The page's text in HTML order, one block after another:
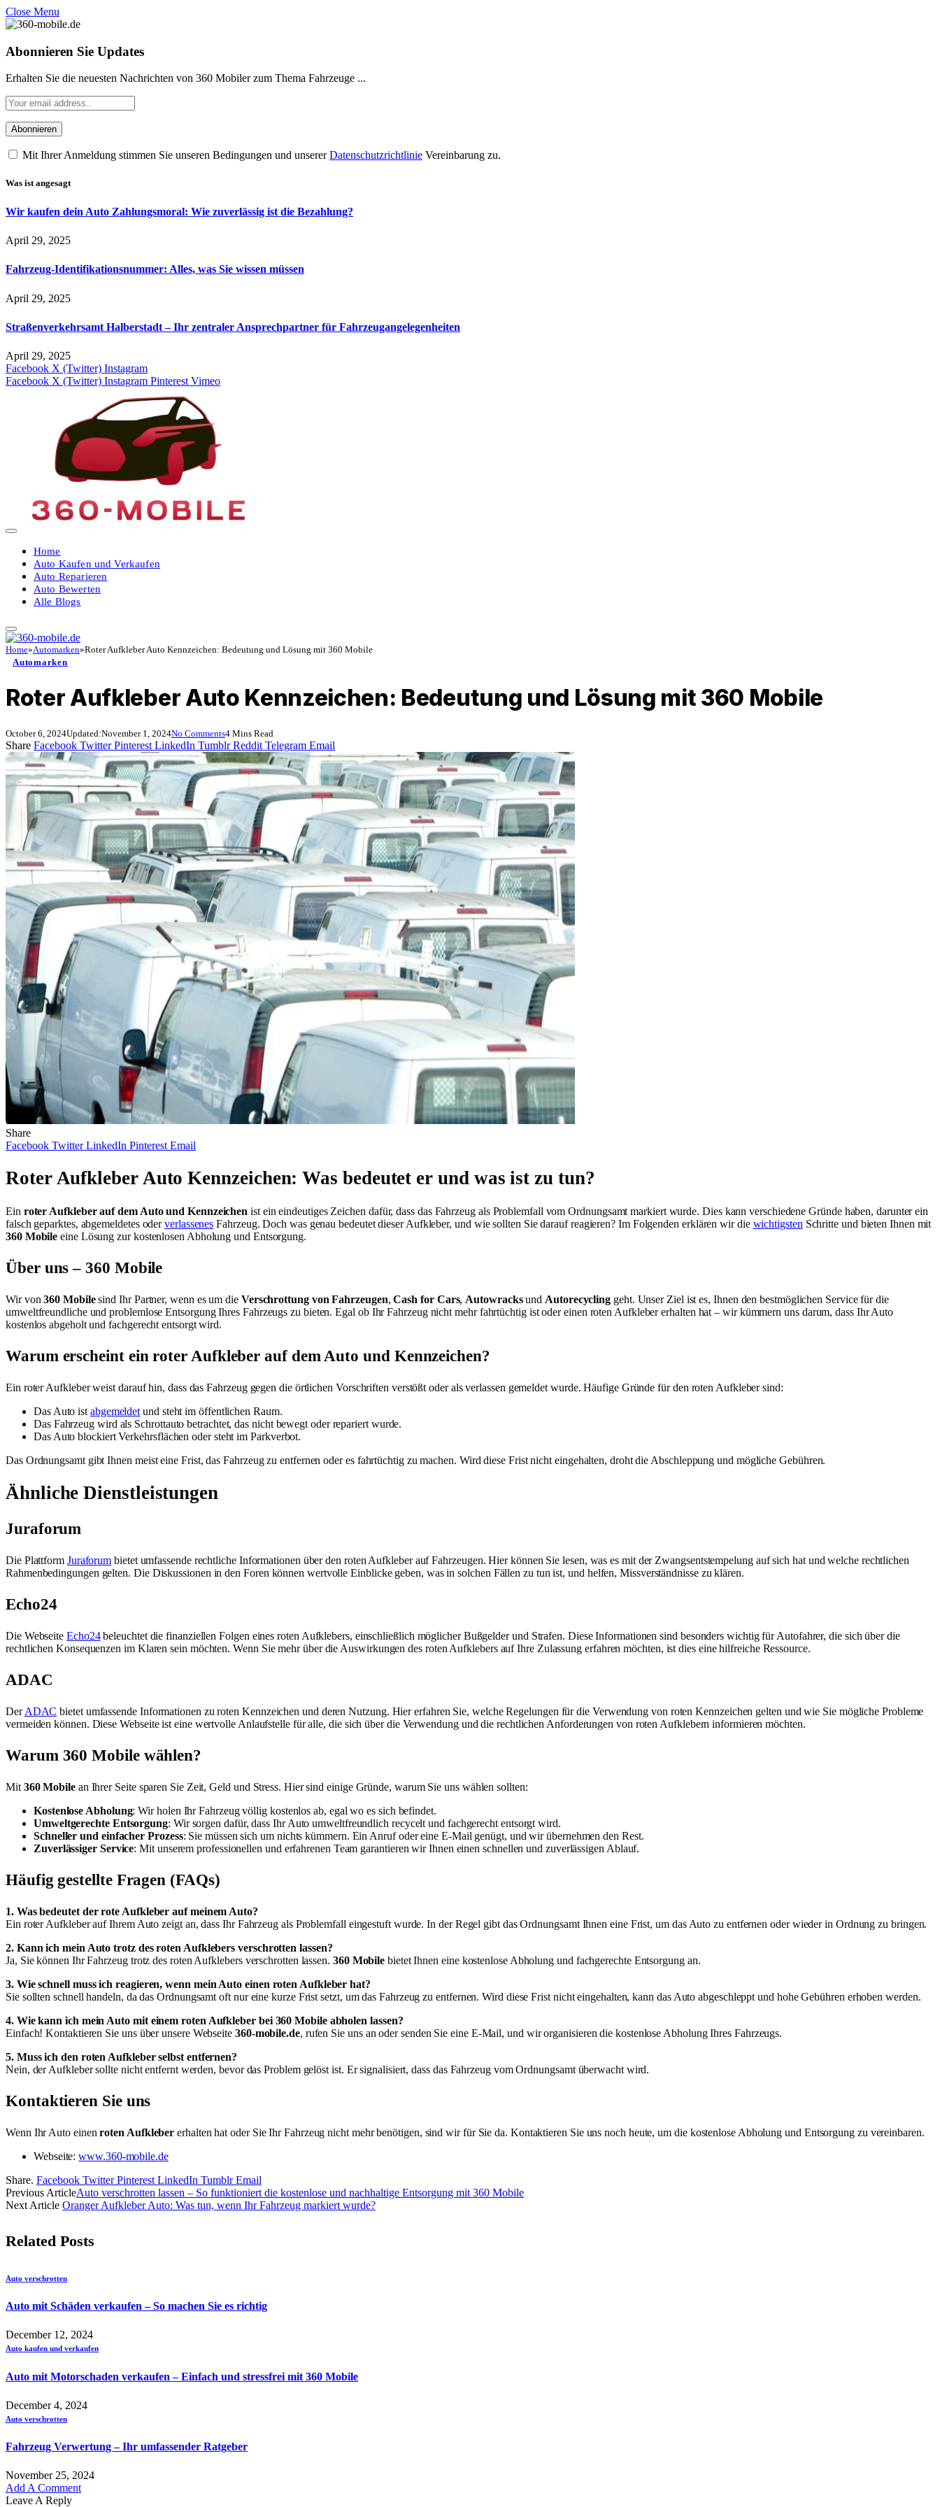
Close Menu
Abonnieren Sie Updates
Erhalten Sie die neuesten Nachrichten von 360 Mobiler zum Thema Fahrzeuge ...
Mit Ihrer Anmeldung stimmen Sie unseren Bedingungen und unsererDatenschutzrichtlinie Vereinbarung zu.
Was ist angesagt
Wir kaufen dein Auto Zahlungsmoral: Wie zuverlässig ist die Bezahlung?
April 29, 2025
Fahrzeug-Identifikationsnummer: Alles, was Sie wissen müssen
April 29, 2025
Straßenverkehrsamt Halberstadt – Ihr zentraler Ansprechpartner für Fahrzeugangelegenheiten​
April 29, 2025
Facebook X (Twitter) Instagram
Facebook X (Twitter) Instagram Pinterest Vimeo
Home
Auto Kaufen und Verkaufen
Auto Reparieren
Auto Bewerten
Alle Blogs
Home»Automarken»Roter Aufkleber Auto Kennzeichen: Bedeutung und Lösung mit 360 Mobile
Automarken
Roter Aufkleber Auto Kennzeichen: Bedeutung und Lösung mit 360 Mobile
October 6, 2024Updated:November 1, 2024No Comments4 Mins Read
Share Facebook Twitter Pinterest LinkedIn Tumblr Reddit Telegram Email
Share
Facebook Twitter LinkedIn Pinterest Email
Roter Aufkleber Auto Kennzeichen: Was bedeutet er und was ist zu tun?
Ein roter Aufkleber auf dem Auto und Kennzeichen ist ein eindeutiges Zeichen dafür, dass das Fahrzeug als Problemfall vom Ordnungsamt markiert wurde. Dies kann verschiedene Gründe haben, darunter ein
falsch geparktes, abgemeldetes oderverlassenes Fahrzeug. Doch was genau bedeutet dieser Aufkleber, und wie sollten Sie darauf reagieren? Im Folgenden erklären wir die wichtigsten Schritte und bieten Ihnen mit
360 Mobile eine Lösung zur kostenlosen Abholung und Entsorgung.
Über uns – 360 Mobile
Wir von360 Mobilesind Ihr Partner, wenn es um die Verschrottung von Fahrzeugen,Cash for Cars, Autowracksund Autorecycling geht. Unser Ziel ist es, Ihnen den bestmöglichen Service für die
umweltfreundliche und problemlose Entsorgung Ihres Fahrzeugs zu bieten. Egal ob Ihr Fahrzeug nicht mehr fahrtüchtig ist oder einen roten Aufkleber erhalten hat – wir kümmern uns darum, dass Ihr Auto
kostenlos abgeholt und fachgerecht entsorgt wird.
Warum erscheint ein roter Aufkleber auf dem Auto und Kennzeichen?
Ein roter Aufkleber weist darauf hin, dass das Fahrzeug gegen die örtlichen Vorschriften verstößt oder als verlassen gemeldet wurde. Häufige Gründe für den roten Aufkleber sind:
Das Auto ist abgemeldet und steht im öffentlichen Raum.
Das Fahrzeug wird als Schrottauto betrachtet, das nicht bewegt oder repariert wurde.
Das Auto blockiert Verkehrsflächen oder steht im Parkverbot.
Das Ordnungsamt gibt Ihnen meist eine Frist, das Fahrzeug zu entfernen oder es fahrtüchtig zu machen. Wird diese Frist nicht eingehalten, droht die Abschleppung und mögliche Gebühren.
Ähnliche Dienstleistungen
Juraforum
Die Plattform Juraforum bietet umfassende rechtliche Informationen über den roten Aufkleber auf Fahrzeugen. Hier können Sie lesen, was es mit der Zwangsentstempelung auf sich hat und welche rechtlichen
Rahmenbedingungen gelten. Die Diskussionen in den Foren können wertvolle Einblicke geben, was in solchen Fällen zu tun ist, und helfen, Missverständnisse zu klären.
Echo24
Die Webseite Echo24beleuchtet die finanziellen Folgen eines roten Aufklebers, einschließlich möglicher Bußgelder und Strafen. Diese Informationen sind besonders wichtig für Autofahrer, die sich über die
rechtlichen Konsequenzen im Klaren sein möchten. Wenn Sie mehr über die Auswirkungen des roten Aufklebers auf Ihre Zulassung erfahren möchten, ist dies eine hilfreiche Ressource.
ADAC
DerADAC bietet umfassende Informationen zu roten Kennzeichen und deren Nutzung. Hier erfahren Sie, welche Regelungen für die Verwendung von roten Kennzeichen gelten und wie Sie mögliche Probleme
vermeiden können. Diese Webseite ist eine wertvolle Anlaufstelle für alle, die sich über die Verwendung und die rechtlichen Anforderungen von roten Aufklebern informieren möchten.
Warum 360 Mobile wählen?
Mit 360 Mobilean Ihrer Seite sparen Sie Zeit, Geld und Stress. Hier sind einige Gründe, warum Sie uns wählen sollten:
Kostenlose Abholung: Wir holen Ihr Fahrzeug völlig kostenlos ab, egal wo es sich befindet.
Umweltgerechte Entsorgung: Wir sorgen dafür, dass Ihr Auto umweltfreundlich recycelt und fachgerecht entsorgt wird.
Schneller und einfacher Prozess: Sie müssen sich um nichts kümmern. Ein Anruf oder eine E-Mail genügt, und wir übernehmen den Rest.
Zuverlässiger Service: Mit unserem professionellen und erfahrenen Team garantieren wir Ihnen einen schnellen und zuverlässigen Ablauf.
Häufig gestellte Fragen (FAQs)
1. Was bedeutet der rote Aufkleber auf meinem Auto?
Ein roter Aufkleber auf Ihrem Auto zeigt an, dass Ihr Fahrzeug als Problemfall eingestuft wurde. In der Regel gibt das Ordnungsamt Ihnen eine Frist, um das Auto zu entfernen oder wieder in Ordnung zu bringen.
2. Kann ich mein Auto trotz des roten Aufklebers verschrotten lassen?
Ja, Sie können Ihr Fahrzeug trotz des roten Aufklebers verschrotten lassen. 360 Mobile bietet Ihnen eine kostenlose Abholung und fachgerechte Entsorgung an.
3. Wie schnell muss ich reagieren, wenn mein Auto einen roten Aufkleber hat?
Sie sollten schnell handeln, da das Ordnungsamt oft nur eine kurze Frist setzt, um das Fahrzeug zu entfernen. Wird diese Frist nicht eingehalten, kann das Auto abgeschleppt und hohe Gebühren erhoben werden.
4. Wie kann ich mein Auto mit einem roten Aufkleber bei 360 Mobile abholen lassen?
Einfach! Kontaktieren Sie uns über unsere Webseite 360-mobile.de, rufen Sie uns an oder senden Sie eine E-Mail, und wir organisieren die kostenlose Abholung Ihres Fahrzeugs.
5. Muss ich den roten Aufkleber selbst entfernen?
Nein, der Aufkleber sollte nicht entfernt werden, bevor das Problem gelöst ist. Er signalisiert, dass das Fahrzeug vom Ordnungsamt überwacht wird.
Kontaktieren Sie uns
Wenn Ihr Auto einenroten Aufkleber erhalten hat oder Sie Ihr Fahrzeug nicht mehr benötigen, sind wir für Sie da. Kontaktieren Sie uns noch heute, um die kostenlose Abholung und Entsorgung zu vereinbaren.
Webseite:www.360-mobile.de
Share. Facebook Twitter Pinterest LinkedIn Tumblr Email
Previous ArticleAuto verschrotten lassen – So funktioniert die kostenlose und nachhaltige Entsorgung mit 360 Mobile
Next Article Oranger Aufkleber Auto: Was tun, wenn Ihr Fahrzeug markiert wurde?
Related Posts
Auto verschrotten
Auto mit Schäden verkaufen – So machen Sie es richtig
December 12, 2024
Auto kaufen und verkaufen
Auto mit Motorschaden verkaufen – Einfach und stressfrei mit 360 Mobile
December 4, 2024
Auto verschrotten
Fahrzeug Verwertung – Ihr umfassender Ratgeber
November 25, 2024
Add A Comment
Leave A Reply